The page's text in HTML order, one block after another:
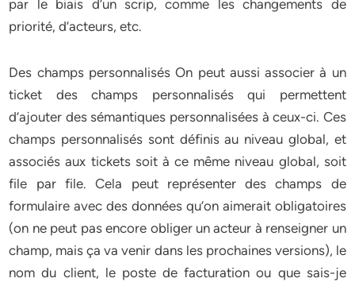
par le biais d’un scrip, comme les changements de
priorité, d’acteurs, etc.
Des champs personnalisés On peut aussi associer à un
ticket des champs personnalisés qui permettent
d’ajouter des sémantiques personnalisées à ceux-ci. Ces
champs personnalisés sont définis au niveau global, et
associés aux tickets soit à ce même niveau global, soit
file par file. Cela peut représenter des champs de
formulaire avec des données qu’on aimerait obligatoires
(on ne peut pas encore obliger un acteur à renseigner un
champ, mais ça va venir dans les prochaines versions), le
nom du client, le poste de facturation ou que sais-je